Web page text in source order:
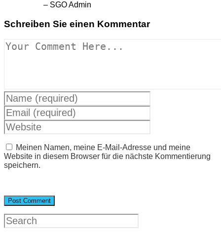
– SGO Admin
Schreiben Sie einen Kommentar
Meinen Namen, meine E-Mail-Adresse und meine
Website in diesem Browser für die nächste Kommentierung
speichern.